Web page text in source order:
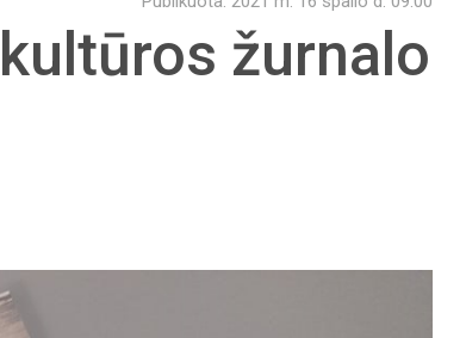
žurnalo